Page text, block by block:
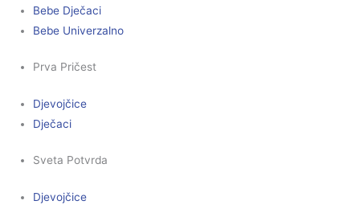
Bebe Dječaci
Bebe Univerzalno
Prva Pričest
Djevojčice
Dječaci
Sveta Potvrda
Djevojčice